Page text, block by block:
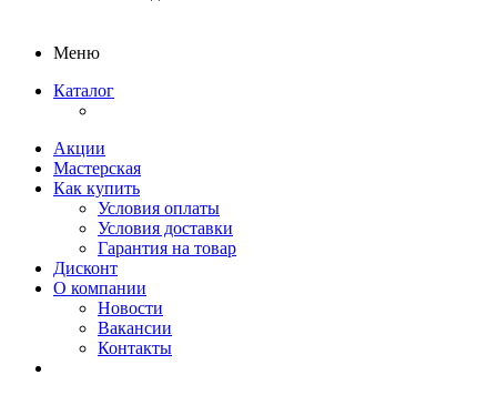
Меню
Каталог
Акции
Мастерская
Как купить
Условия оплаты
Условия доставки
Гарантия на товар
Дисконт
О компании
Новости
Вакансии
Контакты